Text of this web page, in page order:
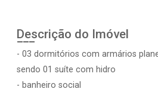
Descrição do Imóvel
- 03 dormitórios com armários
sendo 01 suíte com hidro
- banheiro social